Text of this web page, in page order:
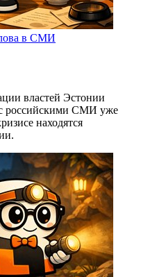
в СМИ
властей Эстонии
российскими СМИ уже
находятся